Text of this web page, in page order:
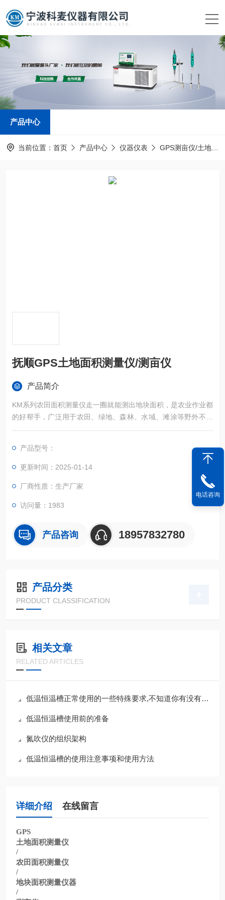
产品中心
当前位置： 首页 产品中心 仪器仪表 GPS测亩仪/土地面积测量仪
抚顺GPS土地面积测量仪/测亩仪
产品简介
KM系列农田面积测量仪走一圈就能测出地块面积，是农业作业都
的好帮手，广泛用于农田、绿地、森林、水域、滩涂等野外不规
则区域面积的精确测量。
产品型号：
更新时间：2025-01-14
厂商性质：生产厂家
访问量：1983
产品咨询 18957832780
产品分类
PRODUCT CLASSIFICATION
相关文章
RELATED ARTICLES
低温恒温槽正常使用的一些特殊要求,不知道你有没有注意到
低温恒温槽使用前的准备
氮吹仪的组织架构
低温恒温槽的使用注意事项和使用方法
详细介绍 在线留言
GPS
土地面积测量仪
/
农田面积测量仪
/
地块面积测量仪器
/
电话咨询